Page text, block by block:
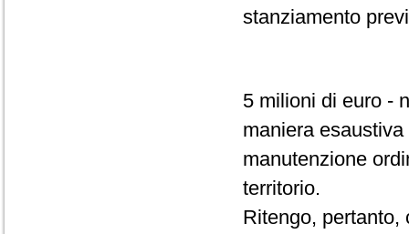
stanziamento
5 milioni di euro -
maniera
manutenzione
territorio.
Ritengo, pertanto,